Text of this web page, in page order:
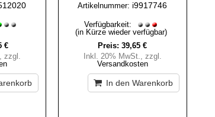
€
, zzgl.
Artikelnummer: i9917746
Verfügbarkeit:
(in Kürze wieder verfügbar)
Preis: 39,65 €
Inkl. 20% MwSt., zzgl.
Versandkosten
In den Warenkorb